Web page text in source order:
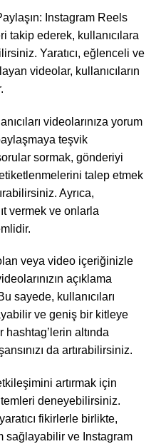
Instagram Reels
takip ederek, kullanıcılara
Yaratıcı, eğlenceli ve
videolar, kullanıcıların
videolarınıza yorum
teşvik
sormak, gönderiyi
talep etmek
Ayrıca,
vermek ve onlarla
veya video içeriğinizle
açıklama
sayede, kullanıcıları
ve geniş bir kitleye
altında
da artırabilirsiniz.
artırmak için
deneyebilirsiniz.
fikirlerle birlikte,
sağlayabilir ve Instagram